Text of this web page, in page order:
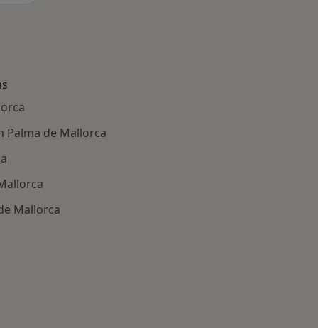
Palma de Mallorca
Mallorca